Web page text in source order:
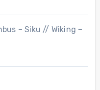
– Siku // Wiking –